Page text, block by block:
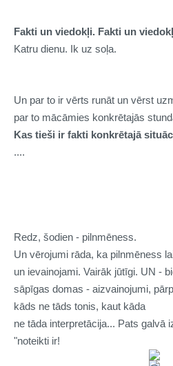
Fakti un viedokļi. Fakti un
Katru dienu. Ik uz soļa.
Un par to ir vērts runāt un vērst
par to mācāmies konkrētajās
Kas tieši ir fakti konkrētajā
....
Redz, šodien - pilnmēness.
Un vērojumi rāda, ka pilnmēness
un ievainojami. Vairāk jūtīgi. UN -
sāpīgas domas - aizvainojumi,
kāds ne tāds tonis, kaut kāda
ne tāda interpretācija... Pats galvā
"noteikti ir!